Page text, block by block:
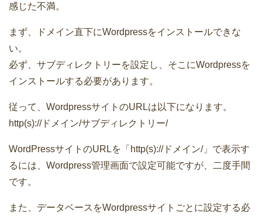
感じた不満。
まず、ドメイン直下にWordpressをインストールできな
い。
必ず、サブディレクトリーを設定し、そこにWordpressを
インストールする必要があります。
従って、WordpressサイトのURLは以下になります。
http(s)://ドメイン/サブディレクトリー/
WordPressサイトのURLを「http(s)://ドメイン/」で表示す
るには、Wordpress管理画面で設定可能ですが、二度手間
です。
また、データベースをWordpressサイトごとに設定する必